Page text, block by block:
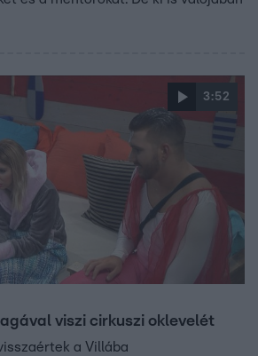
3:52
viszi cirkuszi oklevelét
a Villába